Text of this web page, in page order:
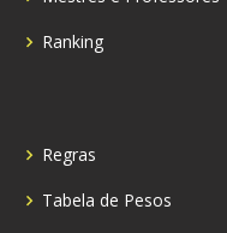
Ranking
Regras
Tabela de Pesos